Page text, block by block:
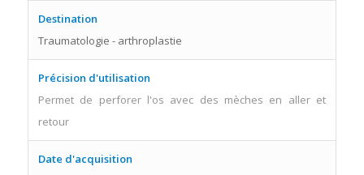
Destination
Traumatologie - arthroplastie
Précision d'utilisation
Permet de perforer l'os avec des mèches en aller et
retour
Date d'acquisition